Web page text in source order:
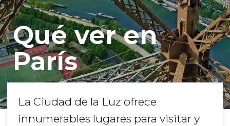
Qué ver en
París
La Ciudad de la Luz ofrece
innumerables lugares para visitar y